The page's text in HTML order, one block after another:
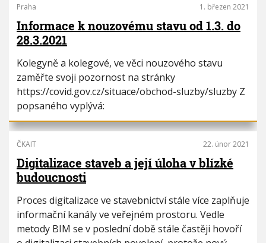
Praha 1. březen 2021
Informace k nouzovému stavu od 1.3. do
28.3.2021
Kolegyně a kolegové, ve věci nouzového stavu
zaměřte svoji pozornost na stránky
https://covid.gov.cz/situace/obchod-sluzby/sluzby Z
popsaného vyplývá:
ČKAIT 22. únor 2021
Digitalizace staveb a její úloha v blízké
budoucnosti
Proces digitalizace ve stavebnictví stále více zaplňuje
informační kanály ve veřejném prostoru. Vedle
metody BIM se v poslední době stále častěji hovoří